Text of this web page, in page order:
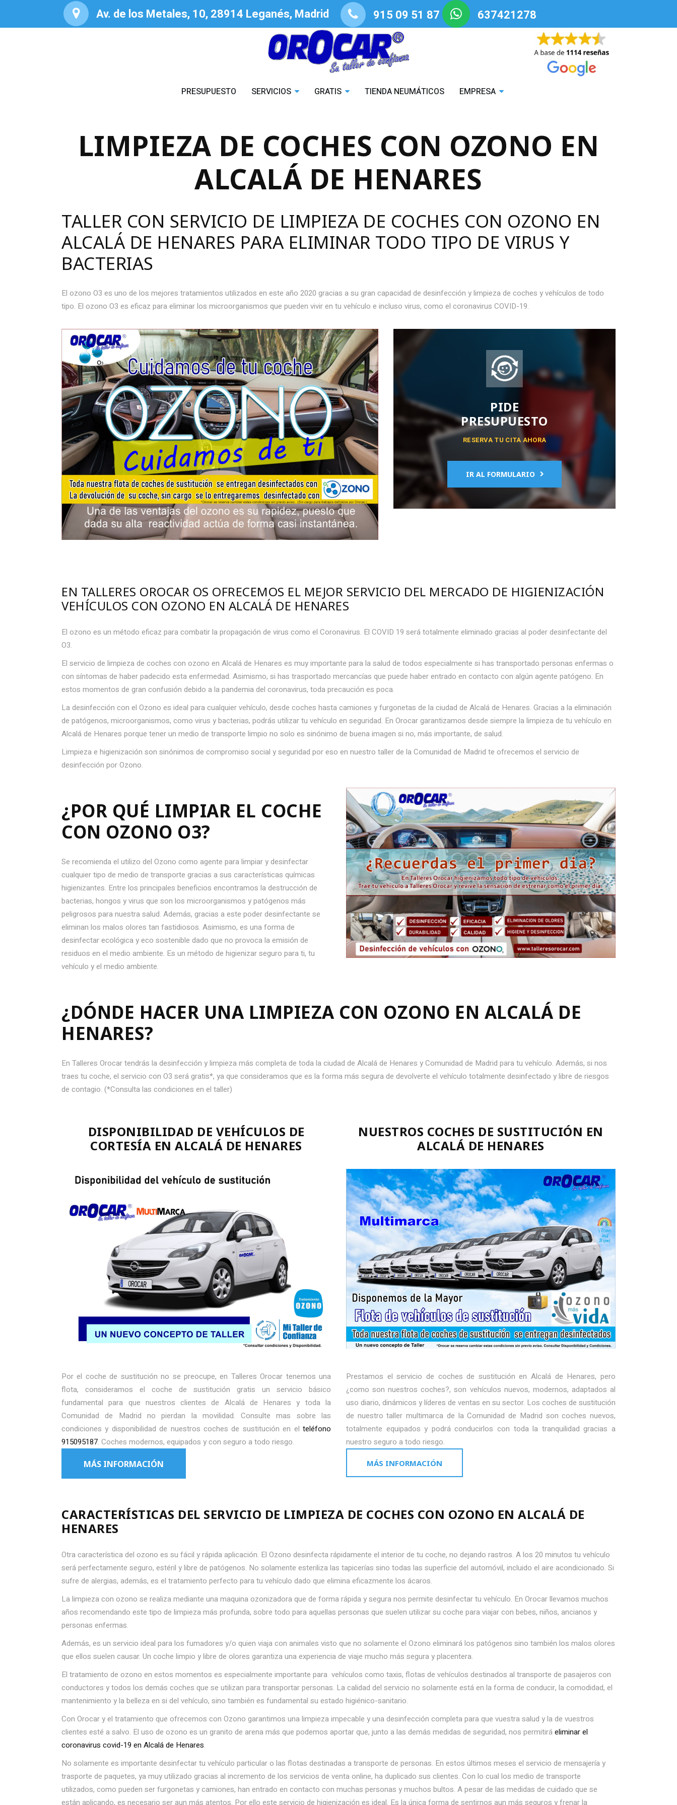
Av. de los Metales, 10, 28914 Leganés, Madrid 915 09 51 87 637421278
PRESUPUESTO SERVICIOS GRATIS TIENDA NEUMÁTICOS EMPRESA
LIMPIEZA DE COCHES CON OZONO EN
ALCALÁ DE HENARES
TALLER CON SERVICIO DE LIMPIEZA DE COCHES CON OZONO EN
ALCALÁ DE HENARES PARA ELIMINAR TODO TIPO DE VIRUS Y
BACTERIAS
El ozono O3 es uno de los mejores tratamientos utilizados en este año 2020 gracias a su gran capacidad de desinfección y limpieza de coches y vehículos de todo
tipo. El ozono O3 es eficaz para eliminar los microorganismos que pueden vivir en tu vehículo e incluso virus, como el coronavirus COVID-19.
PIDE
PRESUPUESTO
RESERVA TU CITA AHORA
IR AL FORMULARIO
EN TALLERES OROCAR OS OFRECEMOS EL MEJOR SERVICIO DEL MERCADO DE HIGIENIZACIÓN
VEHÍCULOS CON OZONO EN ALCALÁ DE HENARES
El ozono es un método eficaz para combatir la propagación de virus como el Coronavirus. El COVID 19 será totalmente eliminado gracias al poder desinfectante del
O3.
El servicio de limpieza de coches con ozono en Alcalá de Henares es muy importante para la salud de todos especialmente si has transportado personas enfermas o
con síntomas de haber padecido esta enfermedad. Asimismo, si has trasportado mercancías que puede haber entrado en contacto con algún agente patógeno. En
estos momentos de gran confusión debido a la pandemia del coronavirus, toda precaución es poca.
La desinfección con el Ozono es ideal para cualquier vehículo, desde coches hasta camiones y furgonetas de la ciudad de Alcalá de Henares. Gracias a la eliminación
de patógenos, microorganismos, como virus y bacterias, podrás utilizar tu vehículo en seguridad. En Orocar garantizamos desde siempre la limpieza de tu vehículo en
Alcalá de Henares porque tener un medio de transporte limpio no solo es sinónimo de buena imagen si no, más importante, de salud.
Limpieza e higienización son sinónimos de compromiso social y seguridad por eso en nuestro taller de la Comunidad de Madrid te ofrecemos el servicio de
desinfección por Ozono.
¿POR QUÉ LIMPIAR EL COCHE
CON OZONO O3?
Se recomienda el utilizo del Ozono como agente para limpiar y desinfectar
cualquier tipo de medio de transporte gracias a sus características químicas
higienizantes. Entre los principales beneficios encontramos la destrucción de
bacterias, hongos y virus que son los microorganismos y patógenos más
peligrosos para nuestra salud. Además, gracias a este poder desinfectante se
eliminan los malos olores tan fastidiosos. Asimismo, es una forma de
desinfectar ecológica y eco sostenible dado que no provoca la emisión de
residuos en el medio ambiente. Es un método de higienizar seguro para ti, tu
vehículo y el medio ambiente.
¿DÓNDE HACER UNA LIMPIEZA CON OZONO EN ALCALÁ DE
HENARES?
En Talleres Orocar tendrás la desinfección y limpieza más completa de toda la ciudad de Alcalá de Henares y Comunidad de Madrid para tu vehículo. Además, si nos
traes tu coche, el servicio con O3 será gratis*, ya que consideramos que es la forma más segura de devolverte el vehículo totalmente desinfectado y libre de riesgos
de contagio. (*Consulta las condiciones en el taller)
DISPONIBILIDAD DE VEHÍCULOS DE
CORTESÍA EN ALCALÁ DE HENARES
NUESTROS COCHES DE SUSTITUCIÓN EN
ALCALÁ DE HENARES
Por el coche de sustitución no se preocupe, en Talleres Orocar tenemos una
flota, consideramos el coche de sustitución gratis un servicio básico
fundamental para que nuestros clientes de Alcalá de Henares y toda la
Comunidad de Madrid no pierdan la movilidad. Consulte mas sobre las
condiciones y disponibilidad de nuestros coches de sustitución en el teléfono
915095187. Coches modernos, equipados y con seguro a todo riesgo.
MÁS INFORMACIÓN
Prestamos el servicio de coches de sustitución en Alcalá de Henares, pero
¿como son nuestros coches?, son vehículos nuevos, modernos, adaptados al
uso diario, dinámicos y líderes de ventas en su sector. Los coches de sustitución
de nuestro taller multimarca de la Comunidad de Madrid son coches nuevos,
totalmente equipados y podrá conducirlos con toda la tranquilidad gracias a
nuestro seguro a todo riesgo.
MÁS INFORMACIÓN
CARACTERÍSTICAS DEL SERVICIO DE LIMPIEZA DE COCHES CON OZONO EN ALCALÁ DE
HENARES
Otra característica del ozono es su fácil y rápida aplicación. El Ozono desinfecta rápidamente el interior de tu coche, no dejando rastros. A los 20 minutos tu vehículo
será perfectamente seguro, estéril y libre de patógenos. No solamente esteriliza las tapicerías sino todas las superficie del automóvil, incluido el aire acondicionado. Si
sufre de alergias, además, es el tratamiento perfecto para tu vehículo dado que elimina eficazmente los ácaros.
La limpieza con ozono se realiza mediante una maquina ozonizadora que de forma rápida y segura nos permite desinfectar tu vehículo. En Orocar llevamos muchos
años recomendando este tipo de limpieza más profunda, sobre todo para aquellas personas que suelen utilizar su coche para viajar con bebes, niños, ancianos y
personas enfermas.
Además, es un servicio ideal para los fumadores y/o quien viaja con animales visto que no solamente el Ozono eliminará los patógenos sino también los malos olores
que ellos suelen causar. Un coche limpio y libre de olores garantiza una experiencia de viaje mucho más segura y placentera.
El tratamiento de ozono en estos momentos es especialmente importante para vehículos como taxis, flotas de vehículos destinados al transporte de pasajeros con
conductores y todos los demás coches que se utilizan para transportar personas. La calidad del servicio no solamente está en la forma de conducir, la comodidad, el
mantenimiento y la belleza en si del vehículo, sino también es fundamental su estado higiénico-sanitario.
Con Orocar y el tratamiento que ofrecemos con Ozono garantimos una limpieza impecable y una desinfección completa para que vuestra salud y la de vuestros
clientes esté a salvo. El uso de ozono es un granito de arena más que podemos aportar que, junto a las demás medidas de seguridad, nos permitiráeliminar el
coronavirus covid-19 en Alcalá de Henares.
No solamente es importante desinfectar tu vehículo particular o las flotas destinadas a transporte de personas. En estos últimos meses el servicio de mensajería y
trasporte de paquetes, ya muy utilizado gracias al incremento de los servicios de venta online, ha duplicado sus clientes. Con lo cual los medio de transporte
utilizados, como pueden ser furgonetas y camiones, han entrado en contacto con muchas personas y muchos bultos. A pesar de las medidas de cuidado que se
están aplicando, es necesario ser aun más atentos. Por ello este servicio de higienización es ideal. Es la única forma de sentirnos aun más seguros y frenar la